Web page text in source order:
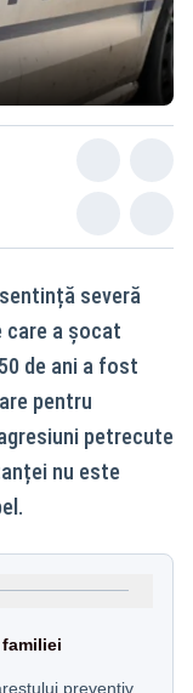
severă
care a șocat
de ani a fost
pentru
petrecute
nu este
preventiv